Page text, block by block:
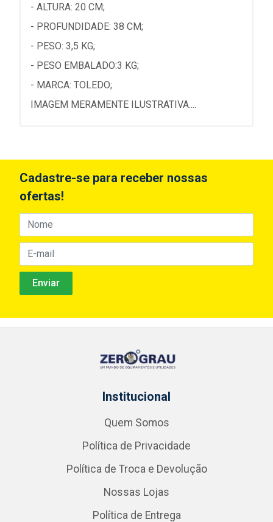
- ALTURA: 20 CM;
- PROFUNDIDADE: 38 CM;
- PESO: 3,5 KG;
- PESO EMBALADO:3 KG;
- MARCA: TOLEDO;
IMAGEM MERAMENTE ILUSTRATIVA....
Cadastre-se para receber nossas
ofertas!
Institucional
Quem Somos
Política de Privacidade
Política de Troca e Devolução
Nossas Lojas
Política de Entrega